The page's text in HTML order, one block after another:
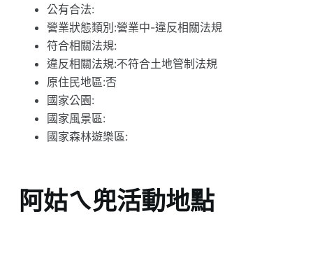
公有合法:
營業狀態類別:營業中-違反相關法規
符合相關法規:
違反相關法規:不符合土地管制法規
原住民地區:否
國家公園:
國家風景區:
國家森林遊樂區:
阿姑ㄟ兜活動地點